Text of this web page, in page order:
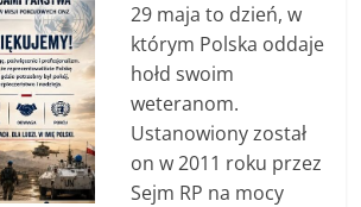
29 maja to dzień, w
którym Polska oddaje
hołd swoim
weteranom.
Ustanowiony został
on w 2011 roku przez
Sejm RP na mocy